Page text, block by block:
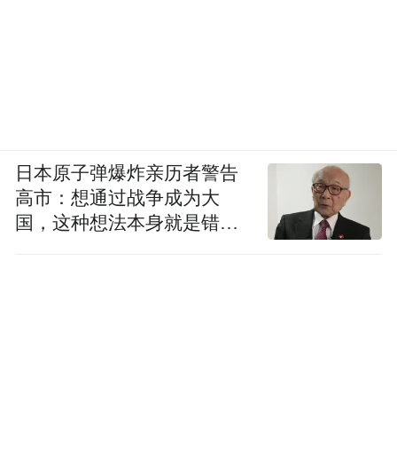
日本原子弹爆炸亲历者警告
高市：想通过战争成为大
国，这种想法本身就是错误